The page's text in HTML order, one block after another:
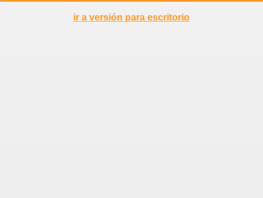
ir a versión para escritorio